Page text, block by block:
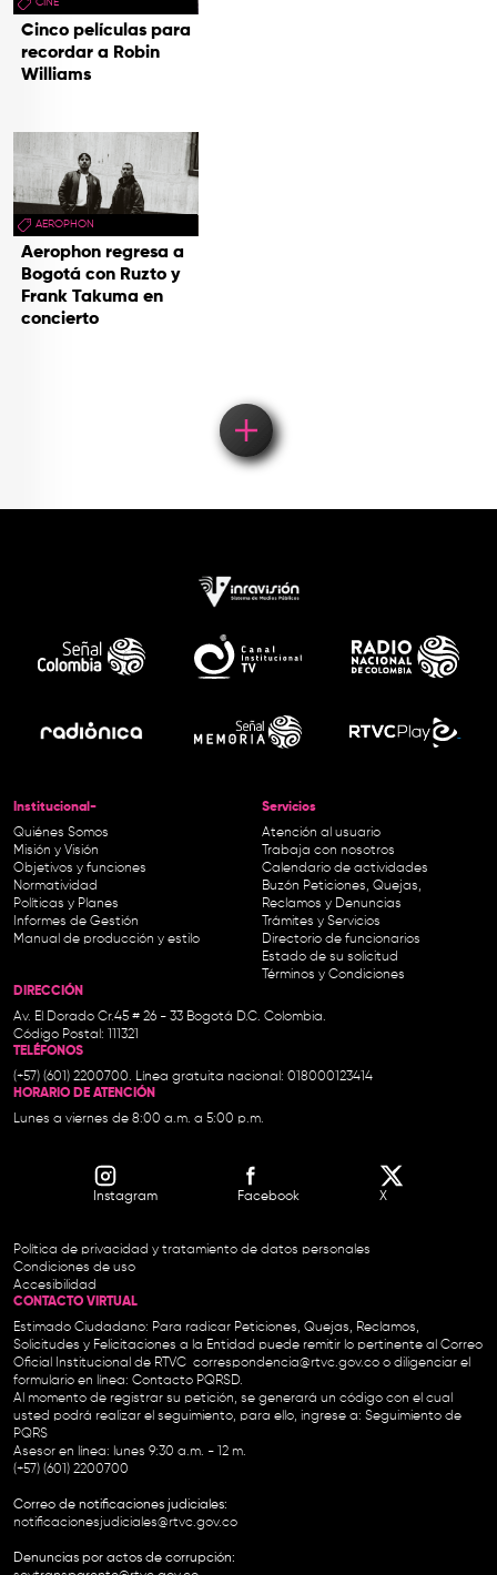
CINE
Cinco películas para
recordar a Robin
Williams
AEROPHON
Aerophon regresa a
Bogotá con Ruzto y
Frank Takuma en
concierto
Institucional-
Quiénes Somos
Misión y Visión
Objetivos y funciones
Normatividad
Políticas y Planes
Informes de Gestión
Manual de producción y estilo
Servicios
Atención al usuario
Trabaja con nosotros
Calendario de actividades
Buzón Peticiones, Quejas,
Reclamos y Denuncias
Trámites y Servicios
Directorio de funcionarios
Estado de su solicitud
Términos y Condiciones
DIRECCIÓN
Av. El Dorado Cr.45 # 26 - 33 Bogotá D.C. Colombia.
Código Postal: 111321
TELÉFONOS
(+57) (601) 2200700. Línea gratuita nacional: 018000123414
HORARIO DE ATENCIÓN
Lunes a viernes de 8:00 a.m. a 5:00 p.m.
Instagram Facebook X
Política de privacidad y tratamiento de datos personales
Condiciones de uso
Accesibilidad
CONTACTO VIRTUAL
Estimado Ciudadano: Para radicar Peticiones, Quejas, Reclamos,
Solicitudes y Felicitaciones a la Entidad puede remitir lo pertinente al Correo
Oficial Institucional de RTVC correspondencia@rtvc.gov.co o diligenciar el
formulario en línea: Contacto PQRSD.
Al momento de registrar su petición, se generará un código con el cual
usted podrá realizar el seguimiento, para ello, ingrese a: Seguimiento de
PQRS
Asesor en línea: lunes 9:30 a.m. - 12 m.
(+57) (601) 2200700
Correo de notificaciones judiciales:
notificacionesjudiciales@rtvc.gov.co
Denuncias por actos de corrupción: